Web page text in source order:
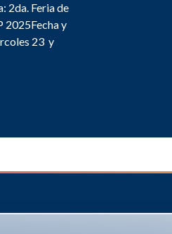
2da. Feria de
2025Fecha y
23 y